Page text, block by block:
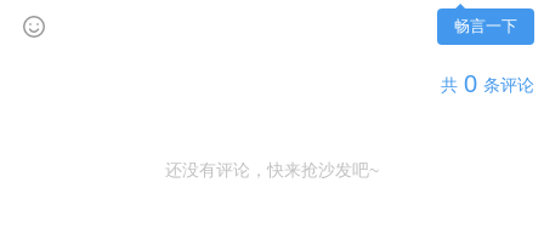
畅言一下
共 0 条评论
还没有评论，快来抢沙发吧~